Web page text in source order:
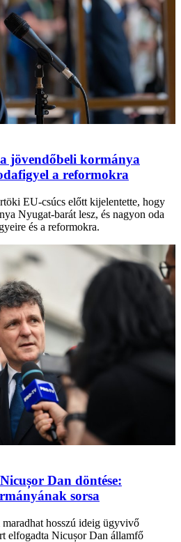
jövendőbeli kormánya
a reformokra
EU-csúcs előtt kijelentette, hogy
Nyugat-barát lesz, és nagyon oda
és a reformokra.
Dan döntése:
sorsa
maradhat hosszú ideig ügyvivő
elfogadta Nicușor Dan államfő